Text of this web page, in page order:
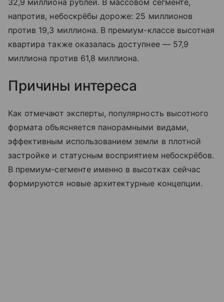
напротив, небоскрёбы дороже: 25 миллионов
против 19,3 миллиона. В премиум-классе высотная
квартира также оказалась доступнее — 57,9
миллиона против 61,8 миллиона.
Причины интереса
Как отмечают эксперты, популярность высотного
формата объясняется панорамными видами,
эффективным использованием земли в плотной
застройке и статусным восприятием небоскрёбов.
В премиум-сегменте именно в высотках сейчас
формируются новые архитектурные концепции.